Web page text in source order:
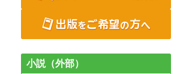
小説（外部）